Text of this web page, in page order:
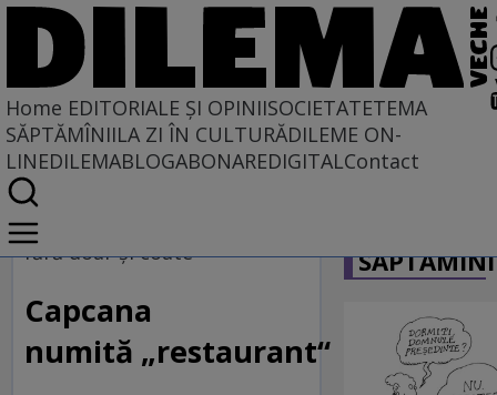
Home EDITORIALE ȘI OPINIISOCIETATETEMA
SĂPTĂMÎNIILA ZI ÎN CULTURĂDILEME ON-
LINEDILEMABLOGABONAREDIGITALContact
Home
EDITORIALE ȘI OPINII
TÎLC SHOW
fără doar şi coate
Capcana
numită „restaurant“